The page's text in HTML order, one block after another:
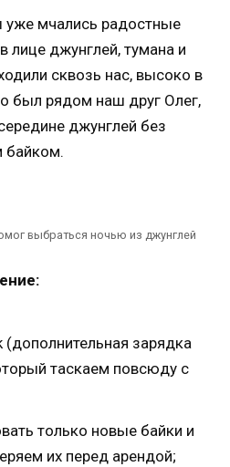
уже мчались радостные
лице джунглей, тумана и
сквозь нас, высоко в
был рядом наш друг Олег,
джунглей без
байком.
выбраться ночью из джунглей
(дополнительная зарядка
таскаем повсюду с
только новые байки и
их перед арендой;